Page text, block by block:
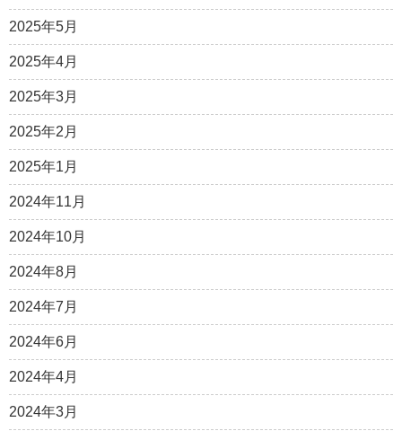
2025年5月
2025年4月
2025年3月
2025年2月
2025年1月
2024年11月
2024年10月
2024年8月
2024年7月
2024年6月
2024年4月
2024年3月